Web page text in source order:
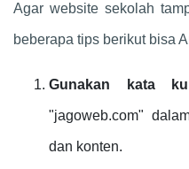
Agar website sekolah
beberapa tips berikut bisa
Gunakan kata
"jagoweb.com"
dan konten.